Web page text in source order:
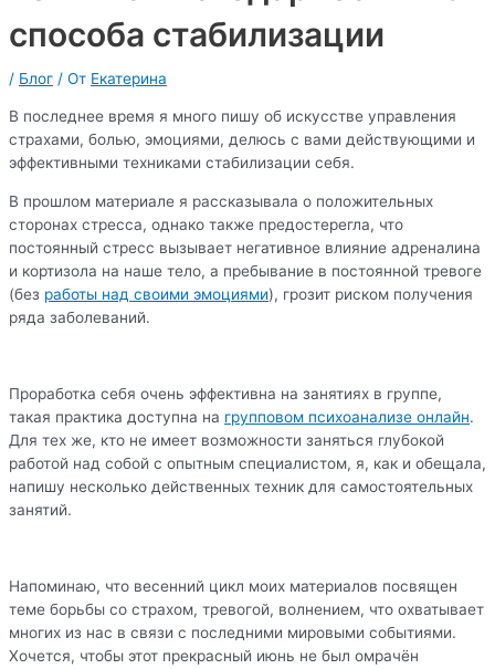
способа стабилизации
/ Блог / От Екатерина
В последнее время я много пишу об искусстве управления
страхами, болью, эмоциями, делюсь с вами действующими и
эффективными техниками стабилизации себя.
В прошлом материале я рассказывала о положительных
сторонах стресса, однако также предостерегла, что
постоянный стресс вызывает негативное влияние адреналина
и кортизола на наше тело, а пребывание в постоянной тревоге
(без работы над своими эмоциями), грозит риском получения
ряда заболеваний.
Проработка себя очень эффективна на занятиях в группе,
такая практика доступна на групповом психоанализе онлайн.
Для тех же, кто не имеет возможности заняться глубокой
работой над собой с опытным специалистом, я, как и обещала,
напишу несколько действенных техник для самостоятельных
занятий.
Напоминаю, что весенний цикл моих материалов посвящен
теме борьбы со страхом, тревогой, волнением, что охватывает
многих из нас в связи с последними мировыми событиями.
Хочется, чтобы этот прекрасный июнь не был омрачён